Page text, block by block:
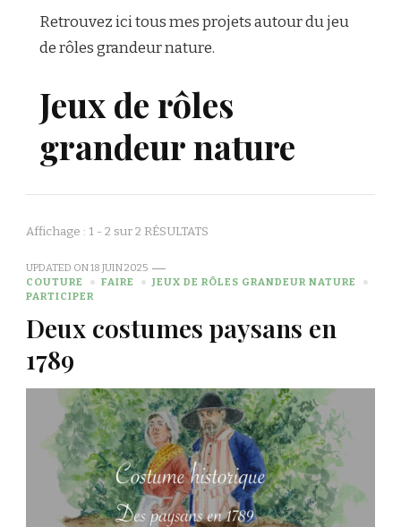
Retrouvez ici tous mes projets autour du jeu
de rôles grandeur nature.
Jeux de rôles
grandeur nature
Affichage : 1 - 2 sur 2 RÉSULTATS
UPDATED ON18 JUIN 2025
COUTURE
FAIRE
JEUX DE RÔLES GRANDEUR NATURE
PARTICIPER
Deux costumes paysans en
1789